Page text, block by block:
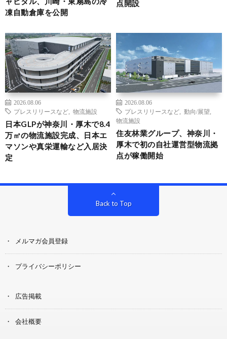
凍自動倉庫を公開
点開設
2026.08.06
プレスリリースなど
物流施設
日本GLPが神奈川・厚木で8.4
万㎡の物流施設完成、日本エ
マソンや真栄運輸など入居決
定
2026.08.06
プレスリリースなど
動向/展望
物流施設
住友林業グループ、神奈川・
厚木で初の自社運営型物流拠
点が稼働開始
Back to Top
メルマガ会員登録
プライバシーポリシー
広告掲載
会社概要